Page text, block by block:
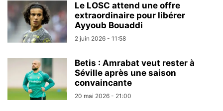
Le LOSC attend une offre
extraordinaire pour libérer
Ayyoub Bouaddi
2 juin 2026 - 11:58
Betis : Amrabat veut rester à
Séville après une saison
convaincante
20 mai 2026 - 21:00